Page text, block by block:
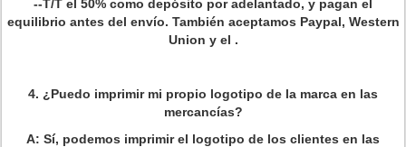
--T/T el 50% como depósito por adelantado, y pagan el
equilibrio antes del envío. También aceptamos Paypal, Western
Union y el .
4. ¿Puedo imprimir mi propio logotipo de la marca en las
mercancías?
A: Sí, podemos imprimir el logotipo de los clientes en las